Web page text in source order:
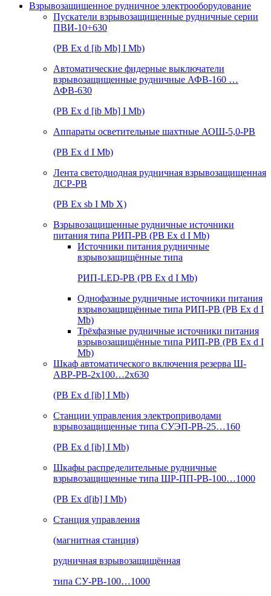
Взрывозащищенное рудничное электрооборудование
Пускатели взрывозащищенные рудничные серии
ПВИ-10÷630
(РВ Ex d [ib Mb] I Mb)
Автоматические фидерные выключатели
взрывозащищенные рудничные АФВ-160 …
АФВ-630
(РВ Ex d [ib Mb] I Mb)
Аппараты осветительные шахтные АОШ-5,0-РВ
(РВ Ex d I Mb)
Лента светодиодная рудничная взрывозащищенная
ЛСР-РВ
(РВ Ex sb I Mb Х)
Взрывозащищенные рудничные источники
питания типа РИП-РВ (РВ Ex d I Mb)
Источники питания рудничные
взрывозащищённые типа
РИП-LED-РВ (РВ Ex d I Mb)
Однофазные рудничные источники питания
взрывозащищённые типа РИП-РВ (РВ Ex d I
Mb)
Трёхфазные рудничные источники питания
взрывозащищённые типа РИП-РВ (РВ Ex d I
Mb)
Шкаф автоматического включения резерва Ш-
АВР-РВ-2х100…2х630
(РВ Ex d [ib] I Mb)
Станции управления электроприводами
взрывозащищенные типа СУЭП-РВ-25…160
(РВ Ex d [ib] I Mb)
Шкафы распределительные рудничные
взрывозащищенные типа ШР-ПП-РВ-100…1000
(РВ Ex d[ib] I Mb)
Станция управления
(магнитная станция)
рудничная взрывозащищённая
типа СУ-РВ-100…1000